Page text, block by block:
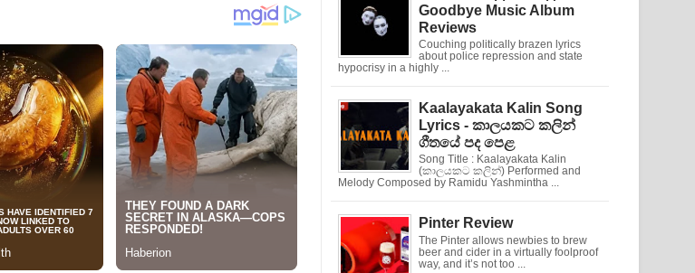
Goodbye Music Album
Reviews
Couching politically brazen lyrics
about police repression and state
hypocrisy in a highly ...
Kaalayakata Kalin Song
Lyrics - කාලයකට කලින්
ගීතයේ පද පෙළ
Song Title : Kaalayakata Kalin
(කාලයකට කලින්) Performed and
Melody Composed by Ramidu Yashmintha ...
Pinter Review
The Pinter allows newbies to brew
beer and cider in a virtually foolproof
way, and it’s not too ...